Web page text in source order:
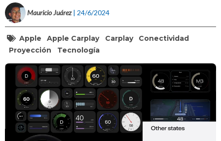
Mauricio Juárez | 24/6/2024
Apple Apple Carplay Carplay
Conectividad
Proyección
Tecnología